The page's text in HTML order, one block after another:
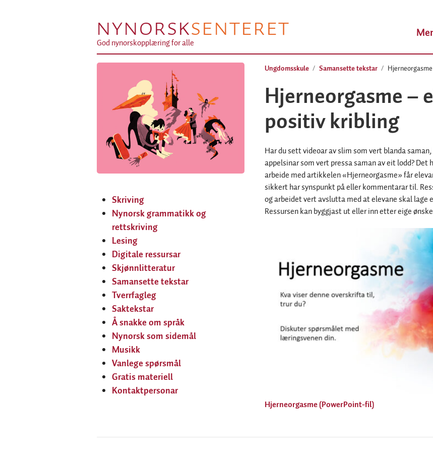
NYNORSKSENTERET
God nynorskopplæring for alle
Skriving
Nynorsk grammatikk og
rettskriving
Lesing
Digitale ressursar
Skjønnlitteratur
Samansette tekstar
Tverrfagleg
Saktekstar
Å snakke om språk
Nynorsk som sidemål
Musikk
Vanlege spørsmål
Gratis materiell
Kontaktpersonar
Ungdomsskule Samansette tekstar
Hjerneorgasme –
positiv kribling
Har du sett videoar av slim som vert blanda
appelsinar som vert pressa saman av eit lodd?
arbeide med artikkelen «Hjerneorgasme» får
sikkert har synspunkt på eller kommentarar til.
og arbeidet vert avslutta med at elevane skal
Ressursen kan byggjast ut eller inn etter eige
Hjerneorgasme (PowerPoint-fil)